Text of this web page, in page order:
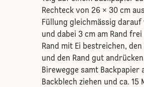
Rechteck von 26 × 30 cm
Füllung gleichmässig
und dabei 3 cm am Rand frei
Rand mit Ei bestreichen,
und den Rand gut
Birewegge samt Backpapier
Backblech ziehen und ca. 15